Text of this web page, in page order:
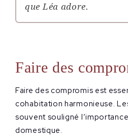
que Léa adore.
Faire des
Faire des compromis est
cohabitation harmonieuse.
souvent souligné
domestique.